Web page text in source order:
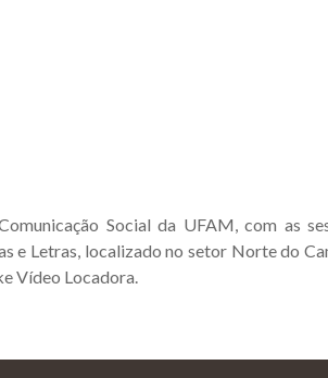
Social da UFAM, com as
e Letras, localizado no setor Norte do
Vídeo Locadora.